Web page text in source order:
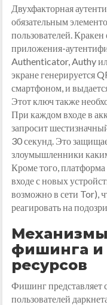
Двухфакторная
обязательным
пользователей.
приложения-
Authenticator, Authy
экране генерируется
смартфоном, и
Этот ключ также
При каждом входе в
запросит
30 секунд. Это
злоумышленники
Кроме того, платформа
входе с новых
возможно в сети Tor),
реагировать на
фишинга и
ресурсов
Фишинг представляет
пользователей